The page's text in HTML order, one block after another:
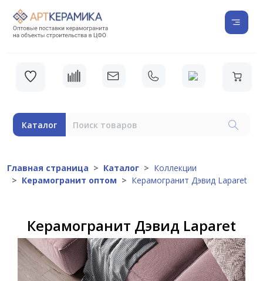
Каталог
Главная страница Каталог
Коллекции
Керамогранит оптом
Керамогранит Дэвид Laparet
Керамогранит Дэвид Laparet